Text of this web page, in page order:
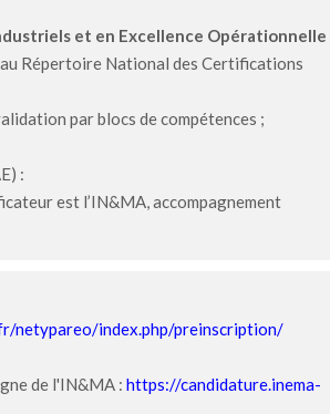
et en Excellence Opérationnelle
Répertoire National des Certifications
par blocs de compétences ;
:
est l’IN&MA, accompagnement
netypareo/index.php/preinscription/
de l'IN&MA : https://candidature.inema-